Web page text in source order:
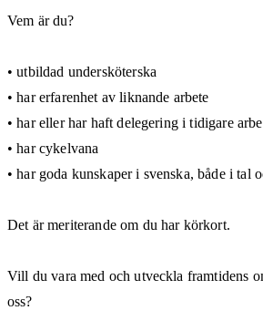
Vem är du?
• utbildad undersköterska
• har erfarenhet av liknande arbete
• har eller har haft delegering i tidigare
• har cykelvana
• har goda kunskaper i svenska, både i tal
Det är meriterande om du har körkort.
Vill du vara med och utveckla framtidens
oss?